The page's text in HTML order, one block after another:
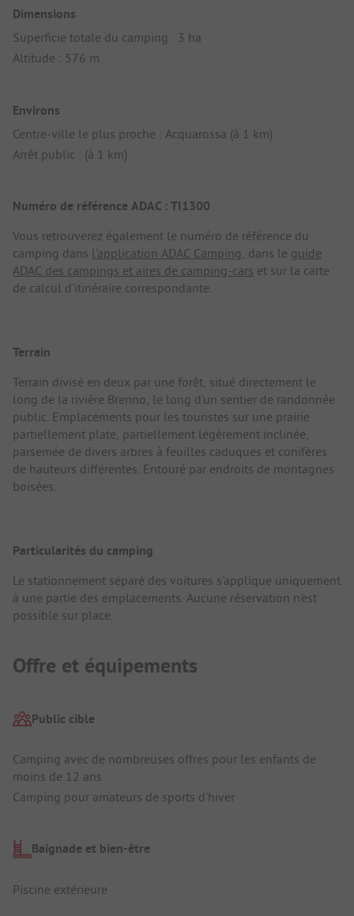
Dimensions
Superficie totale du camping : 3 ha
Altitude : 576 m
Environs
Centre-ville le plus proche : Acquarossa (à 1 km)
Arrêt public : (à 1 km)
Numéro de référence ADAC : TI1300
Vous retrouverez également le numéro de référence du
camping dans l'application ADAC Camping , dans le guide
ADAC des campings et aires de camping-cars et sur la carte
de calcul d'itinéraire correspondante.
Terrain
Terrain divisé en deux par une forêt, situé directement le
long de la rivière Brenno, le long d'un sentier de randonnée
public. Emplacements pour les touristes sur une prairie
partiellement plate, partiellement légèrement inclinée,
parsemée de divers arbres à feuilles caduques et conifères
de hauteurs différentes. Entouré par endroits de montagnes
boisées.
Particularités du camping
Le stationnement séparé des voitures s'applique uniquement
à une partie des emplacements. Aucune réservation n'est
possible sur place.
Offre et équipements
Public cible
Camping avec de nombreuses offres pour les enfants de
moins de 12 ans
Camping pour amateurs de sports d'hiver
Baignade et bien-être
Piscine extérieure